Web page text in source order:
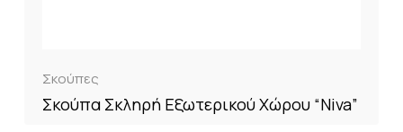
Σκούπες
Σκούπα Σκληρή Εξωτερικού Χώρου “Niva”